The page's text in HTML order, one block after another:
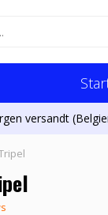
versandt